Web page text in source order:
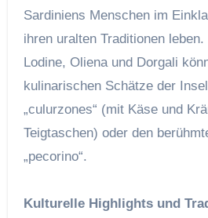
Sardiniens Menschen im
ihren uralten Traditionen
Lodine, Oliena und Dorgali
kulinarischen Schätze der
„culurzones“ (mit Käse und
Teigtaschen) oder den
„pecorino“.
Kulturelle Highlights und